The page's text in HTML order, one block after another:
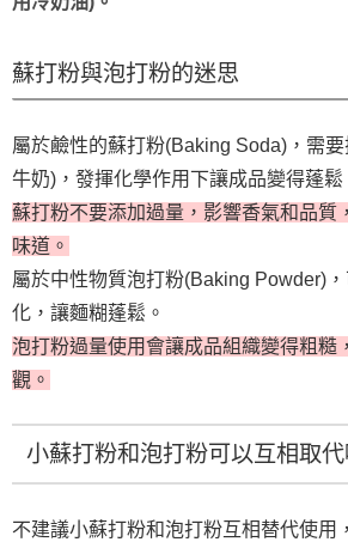
蘇打粉與泡打粉的迷思
屬於鹼性的蘇打粉(Baking Soda)，需要
牛奶)，發揮化學作用下讓成品變得蓬鬆
蘇打粉不要添加過量，影響香氣和品質
味道。
屬於中性物質泡打粉(Baking Powder)
化，讓麵糊蓬鬆。
泡打粉過量使用會讓成品組織變得粗糙
觀。
小蘇打粉和泡打粉可以互相取代
不建議小蘇打粉和泡打粉互相替代使用